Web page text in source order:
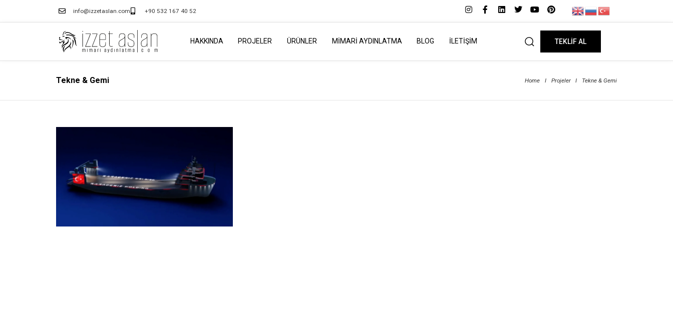
info@izzetaslan.com +90 532 167 40 52
HAKKINDA PROJELER ÜRÜNLER MİMARİ AYDINLATMA BLOG İLETİŞİM TEKLİF AL
Tekne & Gemi Home I Projeler I Tekne & Gemi